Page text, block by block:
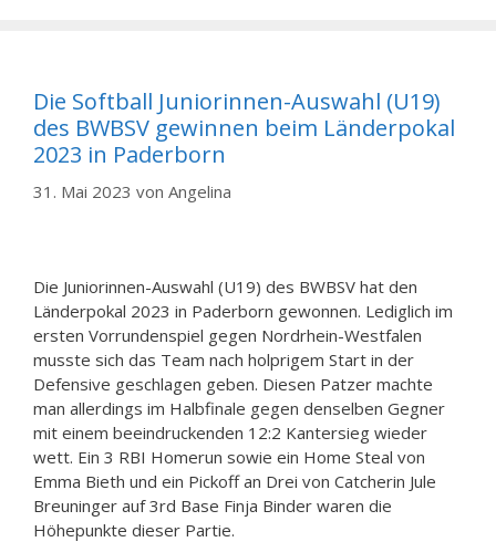
Die Softball Juniorinnen-Auswahl (U19)
des BWBSV gewinnen beim Länderpokal
2023 in Paderborn
31. Mai 2023 von Angelina
Die Juniorinnen-Auswahl (U19) des BWBSV hat den
Länderpokal 2023 in Paderborn gewonnen. Lediglich im
ersten Vorrundenspiel gegen Nordrhein-Westfalen
musste sich das Team nach holprigem Start in der
Defensive geschlagen geben. Diesen Patzer machte
man allerdings im Halbfinale gegen denselben Gegner
mit einem beeindruckenden 12:2 Kantersieg wieder
wett. Ein 3 RBI Homerun sowie ein Home Steal von
Emma Bieth und ein Pickoff an Drei von Catcherin Jule
Breuninger auf 3rd Base Finja Bi­nder waren die
Höhepunkte dieser Partie.